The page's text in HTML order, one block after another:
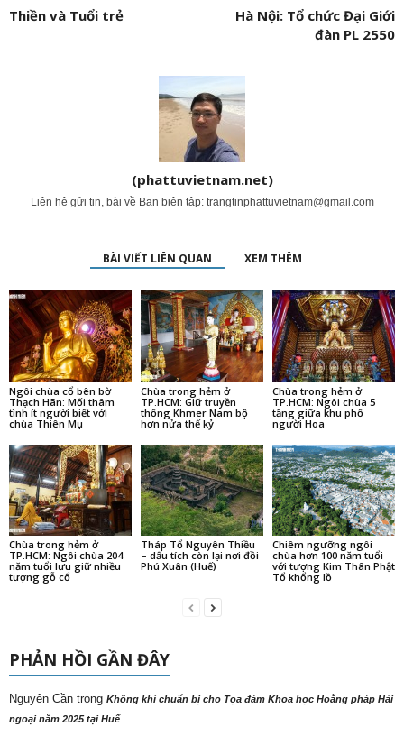
Thiền và Tuổi trẻ
Hà Nội: Tổ chức Đại Giới
đàn PL 2550
(phattuvietnam.net)
Liên hệ gửi tin, bài về Ban biên tập: trangtinphattuvietnam@gmail.com
BÀI VIẾT LIÊN QUAN XEM THÊM
Ngôi chùa cổ bên bờ
Thạch Hãn: Mối thâm
tình ít người biết với
chùa Thiên Mụ
Chùa trong hẻm ở
TP.HCM: Giữ truyền
thống Khmer Nam bộ
hơn nửa thế kỷ
Chùa trong hẻm ở
TP.HCM: Ngôi chùa 5
tầng giữa khu phố
người Hoa
Chùa trong hẻm ở
TP.HCM: Ngôi chùa 204
năm tuổi lưu giữ nhiều
tượng gỗ cổ
Tháp Tổ Nguyên Thiều
– dấu tích còn lại nơi đồi
Phú Xuân (Huế)
Chiêm ngưỡng ngôi
chùa hơn 100 năm tuổi
với tượng Kim Thân Phật
Tổ khổng lồ
PHẢN HỒI GẦN ĐÂY
Nguyên Cần trong Không khí chuẩn bị cho Tọa đàm Khoa học Hoằng pháp Hải
ngoại năm 2025 tại Huế